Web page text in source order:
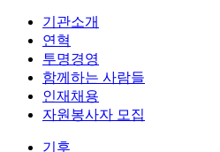
기관소개
연혁
투명경영
함께하는 사람들
인재채용
자원봉사자 모집
기후